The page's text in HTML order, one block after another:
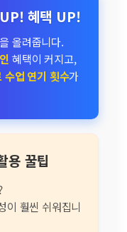
혜택 UP!
을 올려줍니다.
혜택이 커지고,
수업 연기 횟수가
용 꿀팁
이 훨씬 쉬워집니